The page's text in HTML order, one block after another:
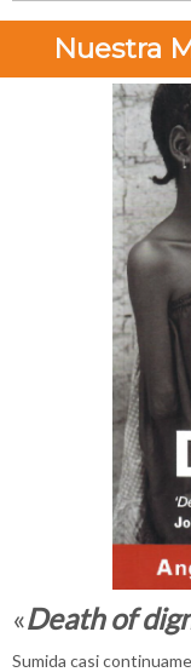
Nuestra
«Death of
Sumida casi